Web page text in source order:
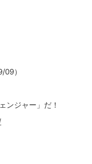
）
ンジャー」だ！